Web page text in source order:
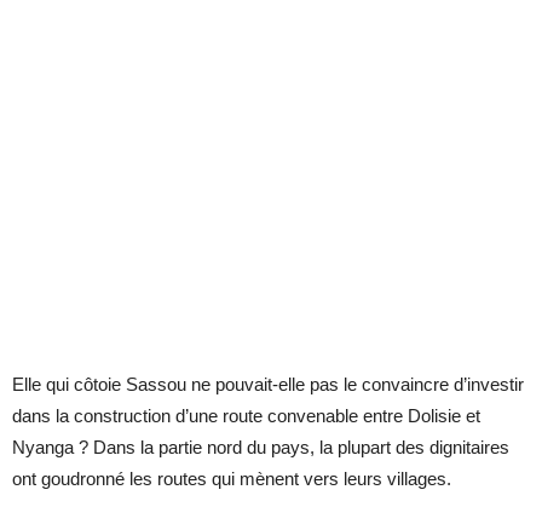
Elle qui côtoie Sassou ne pouvait-elle pas le convaincre d’investir
dans la construction d’une route convenable entre Dolisie et
Nyanga ? Dans la partie nord du pays, la plupart des dignitaires
ont goudronné les routes qui mènent vers leurs villages.